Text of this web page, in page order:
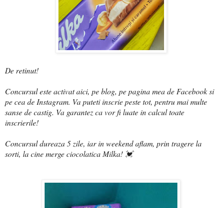
De retinut!
Concursul este activat aici, pe blog, pe pagina mea de Facebook si
pe cea de Instagram. Va puteti inscrie peste tot, pentru mai multe
sanse de castig. Va garantez ca vor fi luate in calcul toate
inscrierile!
Concursul dureaza 5 zile, iar in weekend aflam, prin tragere la
sorti, la cine merge ciocolatica Milka! 💓